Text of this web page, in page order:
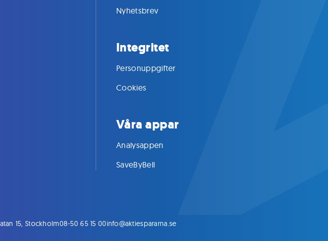
Nyhetsbrev
Integritet
Personuppgifter
Cookies
Våra appar
Analysappen
SaveByBell
15, Stockholm08-50 65 15 00info@aktiespararna.se